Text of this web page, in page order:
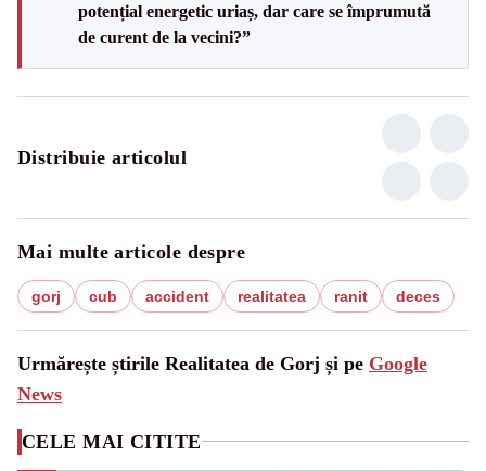
potențial energetic uriaș, dar care se împrumută
de curent de la vecini?”
Distribuie articolul
Mai multe articole despre
gorj cub accident realitatea ranit deces
Urmărește știrile Realitatea de Gorj și pe Google
News
CELE MAI CITITE